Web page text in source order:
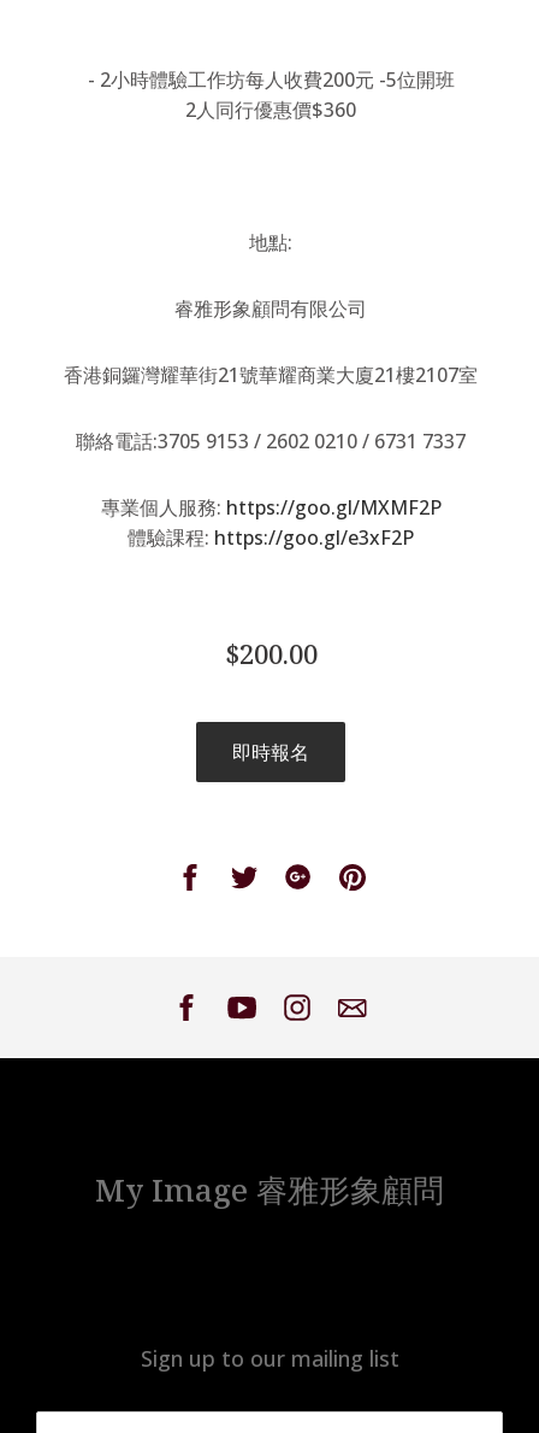
- 2小時體驗工作坊每人收費200元 -5位開班
2人同行優惠價$360
地點:
睿雅形象顧問有限公司
香港銅鑼灣耀華街21號華耀商業大廈21樓2107室
聯絡電話:3705 9153 / 2602 0210 / 6731 7337
專業個人服務: https://goo.gl/MXMF2P
體驗課程: https://goo.gl/e3xF2P
$200.00
即時報名
Share
Share
Share
Share
My Image 睿雅形象顧問
Sign up to our mailing list